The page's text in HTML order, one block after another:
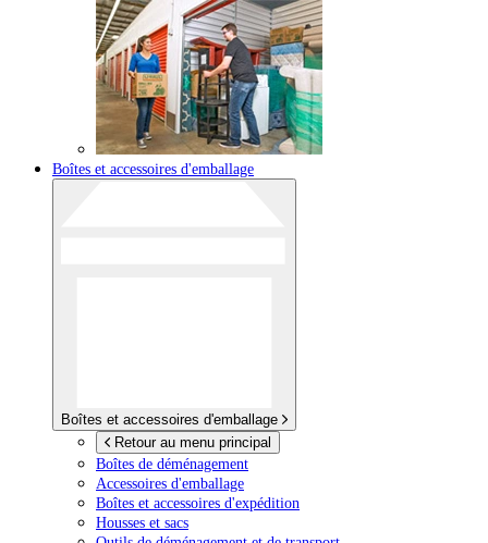
Boîtes et accessoires d'emballage
Boîtes et accessoires d'emballage
Retour au menu principal
Boîtes de déménagement
Accessoires d'emballage
Boîtes et accessoires d'expédition
Housses et sacs